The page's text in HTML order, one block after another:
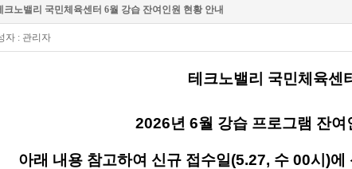
크노밸리 국민체육센터 6월 강습 잔여인원 현황 안내
자 : 관리자
테크노밸리 국민체육센
2026년 6월 강습 프로그램 잔여
아래 내용 참고하여 신규 접수일(5.27, 수 00시)에